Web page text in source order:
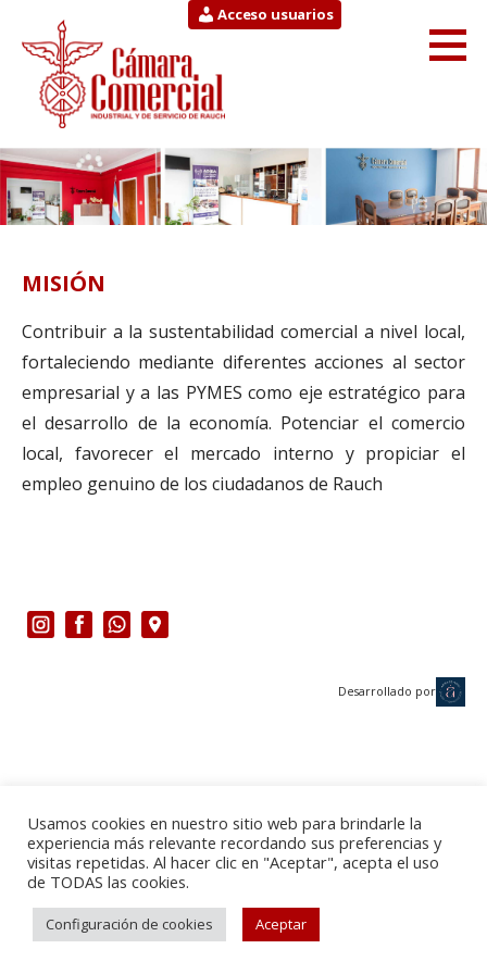
contenido
Cámara Comercial
Acceso usuarios
MISIÓN
Contribuir a la sustentabilidad comercial a nivel local,
fortaleciendo mediante diferentes acciones al sector
empresarial y a las PYMES como eje estratégico para
el desarrollo de la economía. Potenciar el comercio
local, favorecer el mercado interno y propiciar el
empleo genuino de los ciudadanos de Rauch
Desarrollado por
Usamos cookies en nuestro sitio web para brindarle la
experiencia más relevante recordando sus preferencias y
visitas repetidas. Al hacer clic en "Aceptar", acepta el uso
de TODAS las cookies.
Configuración de cookies Aceptar